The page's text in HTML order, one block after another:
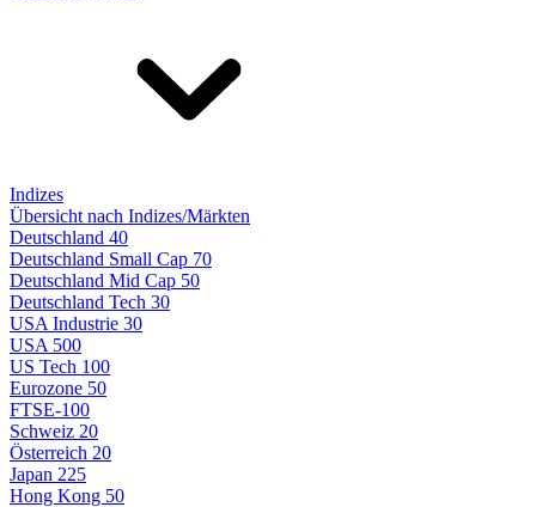
Indizes
Übersicht nach Indizes/Märkten
Deutschland 40
Deutschland Small Cap 70
Deutschland Mid Cap 50
Deutschland Tech 30
USA Industrie 30
USA 500
US Tech 100
Eurozone 50
FTSE-100
Schweiz 20
Österreich 20
Japan 225
Hong Kong 50